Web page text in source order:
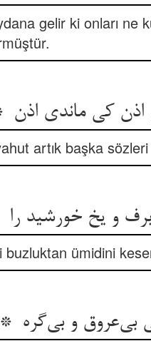
gelir ki onları ne
artık başka
ümidini